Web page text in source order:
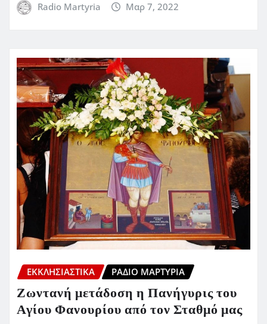
Radio Martyria Μαρ 7, 2022
ΕΚΚΛΗΣΙΑΣΤΙΚΆ ΡΆΔΙΟ ΜΑΡΤΥΡΊΑ
Ζωντανή μετάδοση η Πανήγυρις του
Αγίου Φανουρίου από τον Σταθμό μας